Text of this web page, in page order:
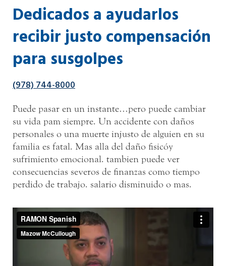
Dedicados a ayudarlos
recibir justo compensación
para susgolpes
(978) 744-8000
Puede pasar en un instante…pero puede cambiar
su vida pam siempre. Un accidente con daños
personales o una muerte injusto de alguien en su
familia es fatal. Mas alla del daño fisicó y
sufrimiento emocional. tambien puede ver
consecuencias severos de finanzas como tiempo
perdido de trabajo. salario disminuido o mas.